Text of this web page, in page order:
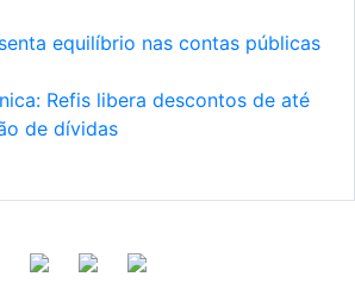
equilíbrio nas contas públicas
Refis libera descontos de até
de dívidas